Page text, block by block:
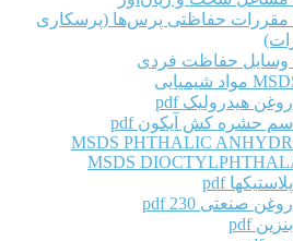
مقررات حفاظتی پرس‌ها (پرسکاری
وسایل حفاظت فردی
MSDS PHTHALIC
MSDS